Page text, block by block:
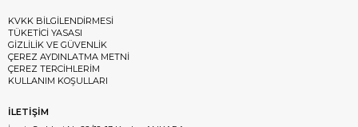
KVKK BİLGİLENDİRMESİ
TÜKETİCİ YASASI
GİZLİLİK VE GÜVENLİK
ÇEREZ AYDINLATMA METNİ
ÇEREZ TERCİHLERİM
KULLANIM KOŞULLARI
İLETİŞİM